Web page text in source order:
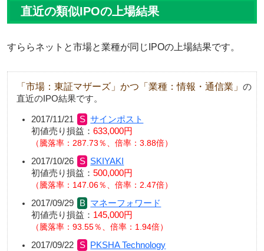
直近の類似IPOの上場結果
すららネットと市場と業種が同じIPOの上場結果です。
「市場：東証マザーズ」かつ「業種：情報・通信業」 の
直近のIPO結果です。
2017/11/21
サインポスト
初値売り損益： 633,000円
騰落率：287.73％、倍率：3.88倍
2017/10/26
SKIYAKI
初値売り損益： 500,000円
騰落率：147.06％、倍率：2.47倍
2017/09/29
マネーフォワード
初値売り損益： 145,000円
騰落率：93.55％、倍率：1.94倍
2017/09/22
PKSHA Technology